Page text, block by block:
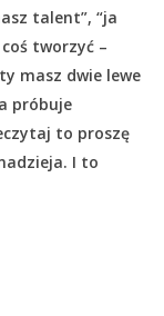
talent”, “ja
tworzyć –
masz dwie lewe
próbuje
to proszę
I to